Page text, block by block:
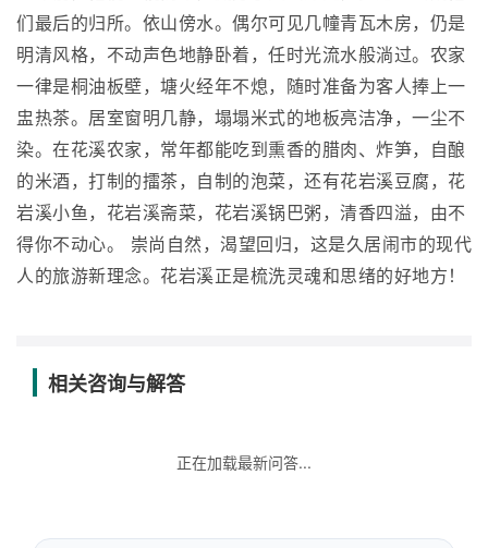
们最后的归所。依山傍水。偶尔可见几幢青瓦木房，仍是
明清风格，不动声色地静卧着，任时光流水般淌过。农家
一律是桐油板壁，塘火经年不熄，随时准备为客人捧上一
盅热茶。居室窗明几静，塌塌米式的地板亮洁净，一尘不
染。在花溪农家，常年都能吃到熏香的腊肉、炸笋，自酿
的米酒，打制的擂茶，自制的泡菜，还有花岩溪豆腐，花
岩溪小鱼，花岩溪斋菜，花岩溪锅巴粥，清香四溢，由不
得你不动心。 崇尚自然，渴望回归，这是久居闹市的现代
人的旅游新理念。花岩溪正是梳洗灵魂和思绪的好地方！
相关咨询与解答
正在加载最新问答...